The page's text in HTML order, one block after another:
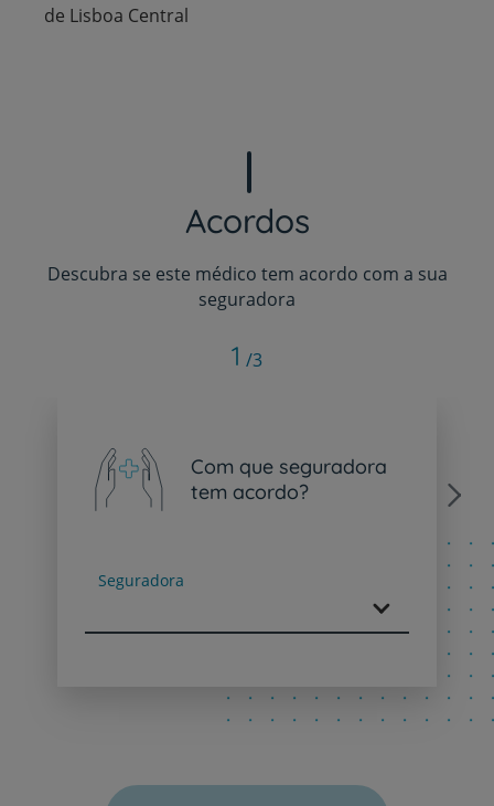
de Lisboa Central
Acordos
Descubra se este médico tem acordo com a sua
seguradora
Com que seguradora
tem acordo?
Seguradora
Next
1 /3